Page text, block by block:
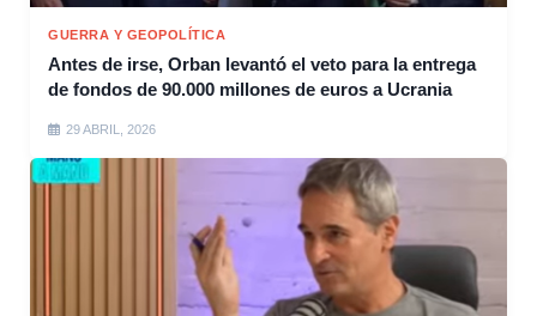
GUERRA Y GEOPOLÍTICA
Antes de irse, Orban levantó el veto para la entrega
de fondos de 90.000 millones de euros a Ucrania
29 ABRIL, 2026